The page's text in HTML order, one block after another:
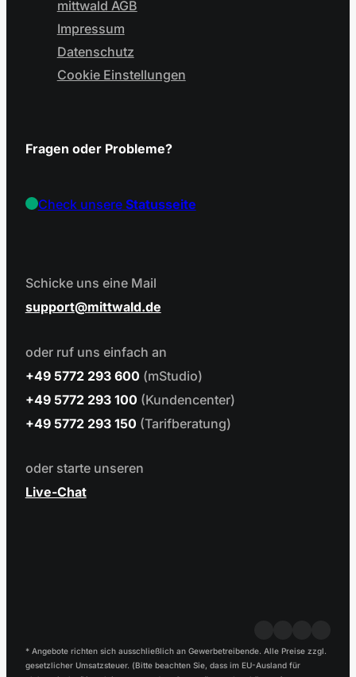
mittwald AGB
Impressum
Datenschutz
Cookie Einstellungen
Fragen oder Probleme?
Check unsereStatusseite
Schicke uns eine Mail
support
mittwald.de
oder ruf uns einfach an
+49 5772 293 600 (mStudio)
+49 5772 293 100 (Kundencenter)
+49 5772 293 150 (Tarifberatung)
oder starte unseren
Live-Chat
* Angebote richten sich ausschließlich an Gewerbetreibende. Alle Preise zzgl.
gesetzlicher Umsatzsteuer. (Bitte beachten Sie, dass im EU-Ausland für